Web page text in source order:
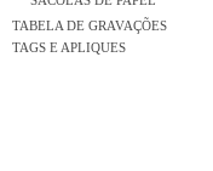
TABELA DE GRAVAÇÕES
TAGS E APLIQUES